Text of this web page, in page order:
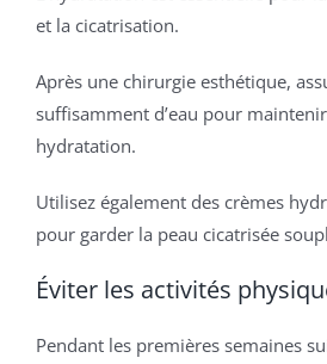
et la cicatrisation.
Après une chirurgie esthétique,
suffisamment d’eau pour
hydratation.
Utilisez également des crèmes
pour garder la peau cicatrisée
Éviter les activités
Pendant les premières semaines